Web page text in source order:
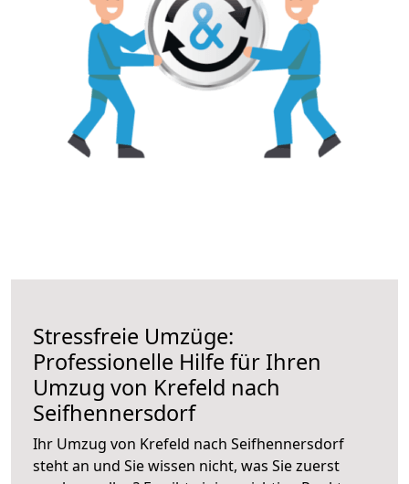
Stressfreie Umzüge:
Professionelle Hilfe für Ihren
Umzug von Krefeld nach
Seifhennersdorf
Ihr Umzug von Krefeld nach Seifhennersdorf
steht an und Sie wissen nicht, was Sie zuerst